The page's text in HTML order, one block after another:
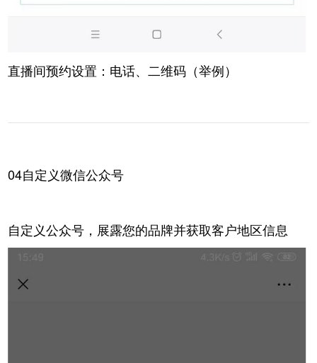
直播间预约设置：电话、二维码（举例）
04自定义微信公众号
自定义公众号，展露您的品牌并获取客户地区信息